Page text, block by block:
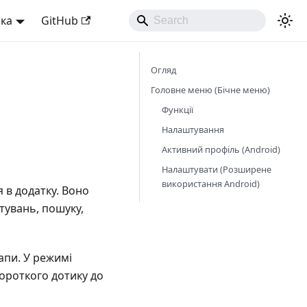
GitHub
додатку. Воно
пошуку,
У режимі
дотику до
Огляд
Головне меню (Бічне меню)
Функції
Налаштування
Активний профіль (Android)
Налаштувати (Розширене
використання Android)